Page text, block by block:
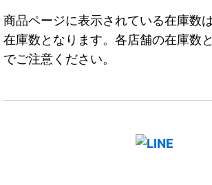
商品ページに表示されている在庫数
在庫数となります。各店舗の在庫数
でご注意ください。